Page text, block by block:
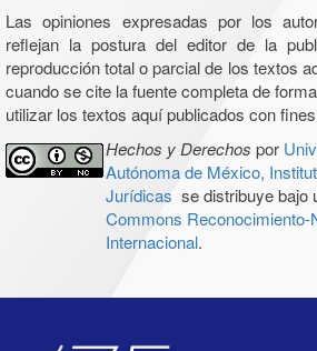
Las opiniones expresadas por los
reflejan la postura del editor de la
reproducción total o parcial de los textos
cuando se cite la fuente completa de
utilizar los textos aquí publicados con
Hechos y Derechos por
Autónoma de México,
Jurídicas se distribuye bajo
Commons Reconocimiento-
Internacional.